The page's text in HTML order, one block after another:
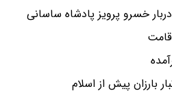
خسرو پرویز پادشاه ساسانی